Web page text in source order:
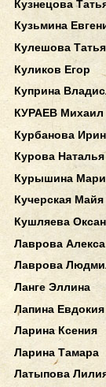
Кузнецова
Кузьмина
Кулешова
Куликов Егор
Куприна
КУРАЕВ Михаил
Курбанова
Курова Наталья
Курышина
Кучерская Майя
Кушляева
Лаврова
Лаврова
Ланге Эллина
Лапина Евдокия
Ларина Ксения
Ларина Тамара
Латыпова